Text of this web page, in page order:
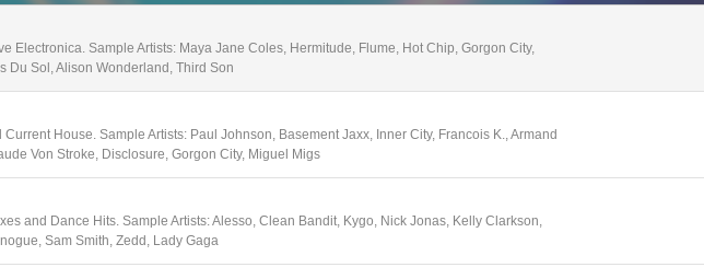
regeln.
Electronica. Sample Artists: Maya Jane Coles, Hermitude, Flume, Hot Chip, Gorgon City,
Du Sol, Alison Wonderland, Third Son
House. Sample Artists: Paul Johnson, Basement Jaxx, Inner City, Francois K., Armand
Von Stroke, Disclosure, Gorgon City, Miguel Migs
and Dance Hits. Sample Artists: Alesso, Clean Bandit, Kygo, Nick Jonas, Kelly Clarkson,
Sam Smith, Zedd, Lady Gaga